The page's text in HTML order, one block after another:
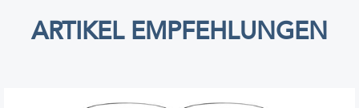
ARTIKEL EMPFEHLUNGEN